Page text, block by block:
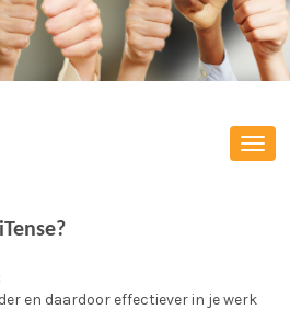
en daardoor effectiever in je werk